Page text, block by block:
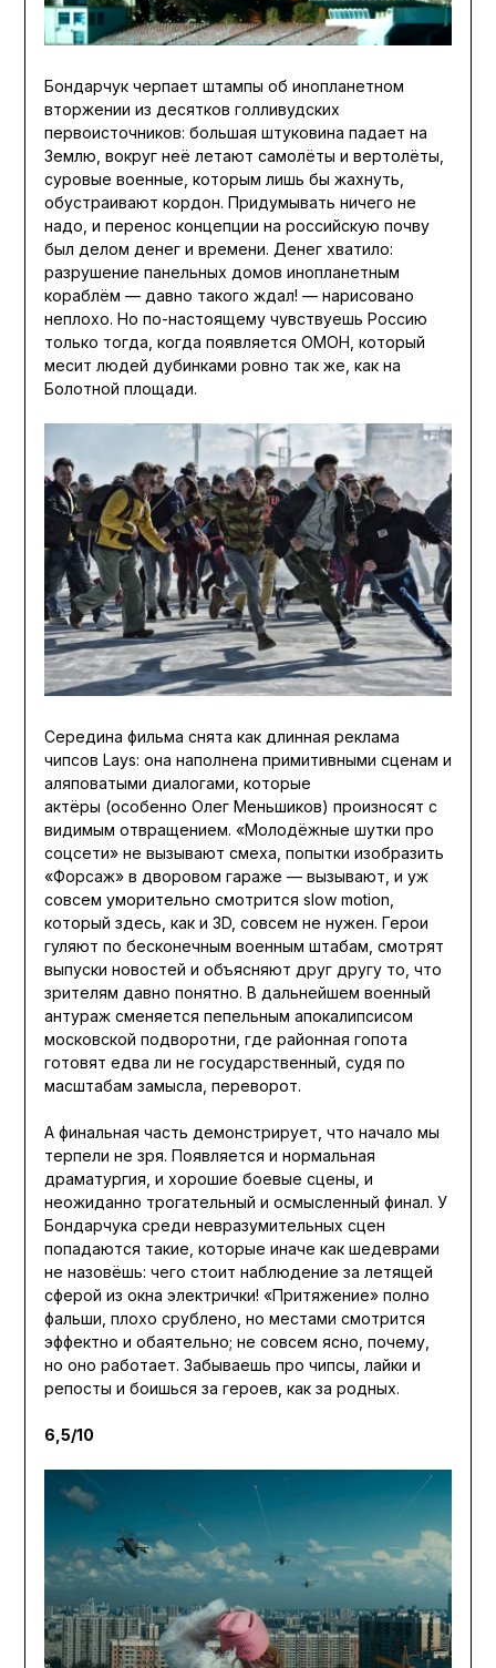
Бондарчук черпает штампы об инопланетном
вторжении из десятков голливудских
первоисточников: большая штуковина падает на
Землю, вокруг неё летают самолёты и вертолёты,
суровые военные, которым лишь бы жахнуть,
обустраивают кордон. Придумывать ничего не
надо, и перенос концепции на российскую почву
был делом денег и времени. Денег хватило:
разрушение панельных домов инопланетным
кораблём — давно такого ждал! — нарисовано
неплохо. Но по-настоящему чувствуешь Россию
только тогда, когда появляется ОМОН, который
месит людей дубинками ровно так же, как на
Болотной площади.
Середина фильма снята как длинная реклама
чипсов Lays: она наполнена примитивными сценам и
аляповатыми диалогами, которые
актёры (особенно Олег Меньшиков) произносят с
видимым отвращением. «Молодёжные шутки про
соцсети» не вызывают смеха, попытки изобразить
«Форсаж» в дворовом гараже — вызывают, и уж
совсем уморительно смотрится slow motion,
который здесь, как и 3D, совсем не нужен. Герои
гуляют по бесконечным военным штабам, смотрят
выпуски новостей и объясняют друг другу то, что
зрителям давно понятно. В дальнейшем военный
антураж сменяется пепельным апокалипсисом
московской подворотни, где районная гопота
готовят едва ли не государственный, судя по
масштабам замысла, переворот.
А финальная часть демонстрирует, что начало мы
терпели не зря. Появляется и нормальная
драматургия, и хорошие боевые сцены, и
неожиданно трогательный и осмысленный финал. У
Бондарчука среди невразумительных сцен
попадаются такие, которые иначе как шедеврами
не назовёшь: чего стоит наблюдение за летящей
сферой из окна электрички! «Притяжение» полно
фальши, плохо срублено, но местами смотрится
эффектно и обаятельно; не совсем ясно, почему,
но оно работает. Забываешь про чипсы, лайки и
репосты и боишься за героев, как за родных.
6,5/10